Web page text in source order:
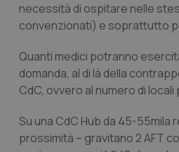
necessità di ospitare nelle
convenzionati) e soprattutto
Quanti medici potranno
domanda, al di là della
CdC, ovvero al numero di
Su una CdC Hub da 45-
prossimità – gravitano 2 AFT